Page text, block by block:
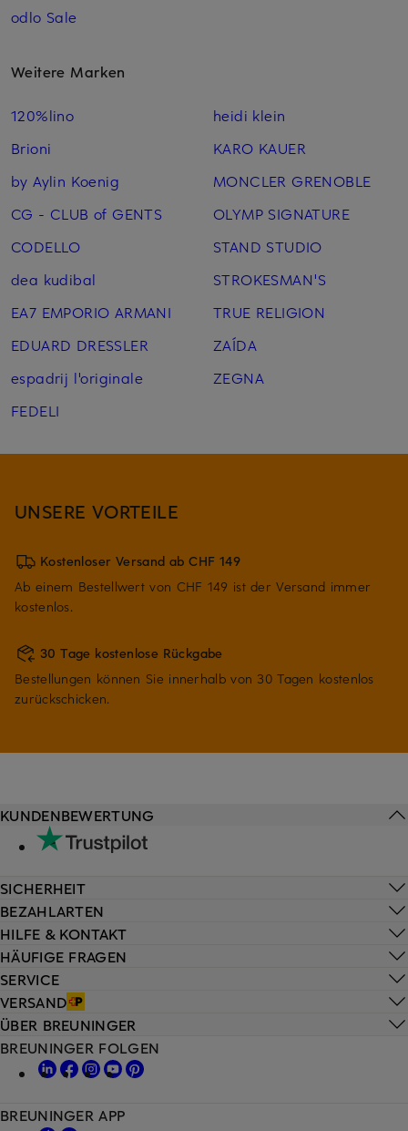
odlo Sale
Weitere Marken
120%lino
Brioni
by Aylin Koenig
CG - CLUB of GENTS
CODELLO
dea kudibal
EA7 EMPORIO ARMANI
EDUARD DRESSLER
espadrij l'originale
FEDELI
heidi klein
KARO KAUER
MONCLER GRENOBLE
OLYMP SIGNATURE
STAND STUDIO
STROKESMAN'S
TRUE RELIGION
ZAÍDA
ZEGNA
UNSERE VORTEILE
Kostenloser Versand ab CHF 149
Ab einem Bestellwert von CHF 149 ist der Versand immer
kostenlos.
30 Tage kostenlose Rückgabe
Bestellungen können Sie innerhalb von 30 Tagen kostenlos
zurückschicken.
HILFE & KONTAKT
HÄUFIGE FRAGEN
SERVICE
VERSAND
KUNDENBEWERTUNG
SICHERHEIT
BEZAHLARTEN
ÜBER BREUNINGER
BREUNINGER FOLGEN
BREUNINGER APP